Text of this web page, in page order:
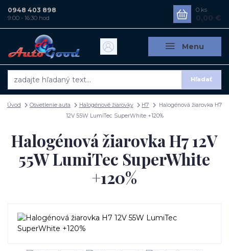
Menu
Hľadať
0948 403 898
9:00 - 16:30 hod
0 ks
0,00 €
Úvod Osvetlenie auta Halogénové žiarovky H7
Halogénová žiarovka H7
12V 55W LumiTec SuperWhite +120%
Halogénová žiarovka H7 12V
55W LumiTec SuperWhite
+120%